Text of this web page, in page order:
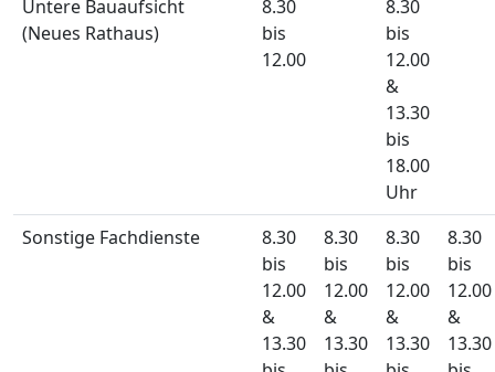
Untere Bauaufsicht
(Neues Rathaus)
8.30
bis
12.00
8.30
bis
12.00
&
13.30
bis
18.00
Uhr
Sonstige Fachdienste
8.30
bis
12.00
&
13.30
8.30
bis
12.00
&
13.30
8.30
bis
12.00
&
13.30
8.30
bis
12.00
&
13.30